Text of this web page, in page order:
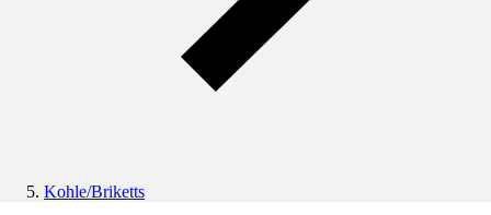
Kohle/Briketts